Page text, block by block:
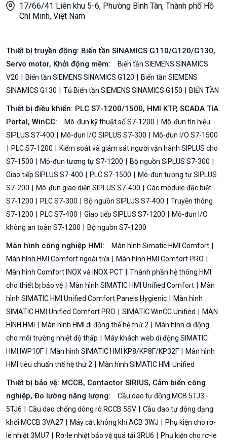
17/66/41 Liên khu 5-6, Phường Bình Tân, Thành phố Hồ
Chí Minh, Việt Nam
Thiết bị truyền động: Biến tần SINAMICS G110/G120/G130,
Servo motor, Khởi động mềm:
Biến tần SIEMENS SINAMICS
V20
Biến tần SIEMENS SINAMICS G120
Biến tần SIEMENS
SINAMICS G130
Tủ Biến tần SIEMENS SINAMICS G150 BIẾN TẦN
Thiết bị điều khiển: PLC S7-1200/1500, HMI KTP, SCADA TIA
Portal, WinCC:
Mô-đun kỹ thuật số S7-1200
Mô-đun tín hiệu
SIPLUS S7-400
Mô-đun I/O SIPLUS S7-300
Mô-đun I/O S7-1500
PLC S7-1200
Kiểm soát và giám sát người vận hành SIPLUS cho
S7-1500
Mô-đun tương tự S7-1200
Bộ nguồn SIPLUS S7-300
Giao tiếp SIPLUS S7-400
PLC S7-1500
Mô-đun tương tự SIPLUS
S7-200
Mô-đun giao diện SIPLUS S7-400
Các module đặc biệt
S7-1200
PLC S7-300 Bộ nguồn SIPLUS S7-400
Truyền thông
S7-1200
PLC S7-400 Giao tiếp SIPLUS S7-1200
Mô-đun I/O
không an toàn S7-1200
Bộ nguồn S7-1200
Màn hình công nghiệp HMI:
Màn hình Simatic HMI Comfort
Màn hình HMI Comfort ngoài trời
Màn hình HMI Comfort PRO
Màn hình Comfort INOX và INOX PCT
Thành phần hệ thống HMI
cho thiết bị bảo vệ
Màn hình SIMATIC HMI Unified Comfort
Màn
hình SIMATIC HMI Unified Comfort Panels Hygienic
Màn hình
SIMATIC HMI Unified Comfort PRO
SIMATIC WinCC Unified
MÀN
HÌNH HMI
Màn hình HMI di động thế hệ thứ 2
Màn hình di động
cho môi trường nhiệt độ thấp
Máy khách web di động SIMATIC
HMI IWP10F
Màn hình SIMATIC HMI KP8/KP8F/KP32F
Màn hình
HMI tiêu chuẩn thế hệ thứ 2
Màn hình SIMATIC HMI Unified
Thiết bị bảo vệ: MCCB, Contactor SIRIUS, Cảm biến công
nghiệp, Đo lường năng lượng:
Cầu dao tự động MCB 5TJ3 -
5TJ6
Cầu dao chống dòng rò RCCB 5SV
Cầu dao tự động dạng
khối MCCB 3VA27
Máy cắt không khí ACB 3WJ
Phụ kiện cho rơ-
le nhiệt 3MU7
Rơ-le nhiệt bảo vệ quá tải 3RU6
Phụ kiện cho rơ-le